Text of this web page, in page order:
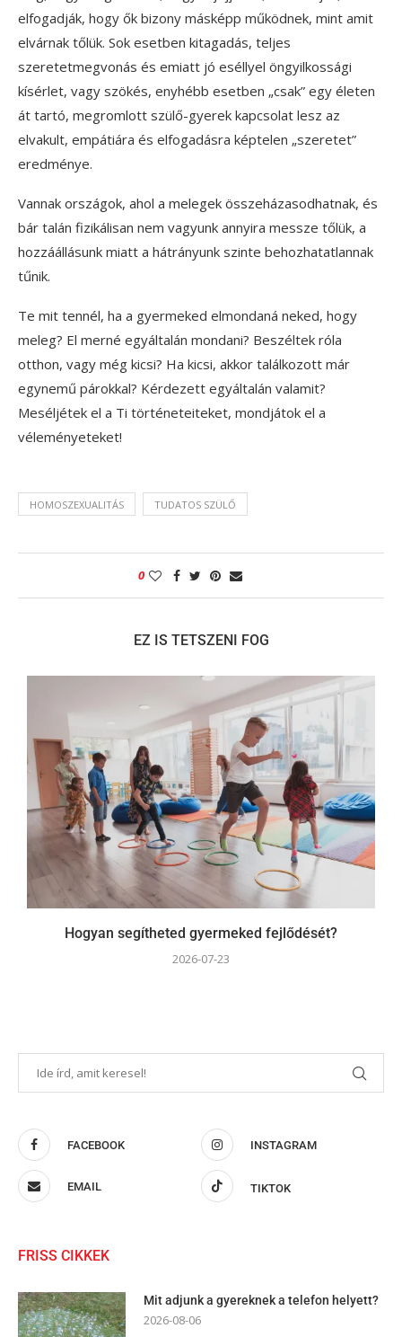
elfogadják, hogy ők bizony másképp működnek, mint amit
elvárnak tőlük. Sok esetben kitagadás, teljes
szeretetmegvonás és emiatt jó eséllyel öngyilkossági
kísérlet, vagy szökés, enyhébb esetben „csak” egy életen
át tartó, megromlott szülő-gyerek kapcsolat lesz az
elvakult, empátiára és elfogadásra képtelen „szeretet”
eredménye.
Vannak országok, ahol a melegek összeházasodhatnak, és
bár talán fizikálisan nem vagyunk annyira messze tőlük, a
hozzáállásunk miatt a hátrányunk szinte behozhatatlannak
tűnik.
Te mit tennél, ha a gyermeked elmondaná neked, hogy
meleg? El merné egyáltalán mondani? Beszéltek róla
otthon, vagy még kicsi? Ha kicsi, akkor találkozott már
egynemű párokkal? Kérdezett egyáltalán valamit?
Meséljétek el a Ti történeteiteket, mondjátok el a
véleményeteket!
HOMOSZEXUALITÁS TUDATOS SZÜLŐ
0
EZ IS TETSZENI FOG
Hogyan segítheted gyermeked fejlődését?
2026-07-23
FACEBOOK INSTAGRAM
EMAIL TIKTOK
FRISS CIKKEK
Mit adjunk a gyereknek a telefon helyett?
2026-08-06